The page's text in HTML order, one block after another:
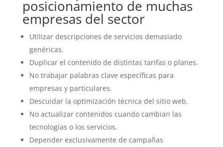
posicionamiento de muchas
empresas del sector
Utilizar descripciones de servicios demasiado
genéricas.
Duplicar el contenido de distintas tarifas o planes.
No trabajar palabras clave específicas para
empresas y particulares.
Descuidar la optimización técnica del sitio web.
No actualizar contenidos cuando cambian las
tecnologías o los servicios.
Depender exclusivamente de campañas